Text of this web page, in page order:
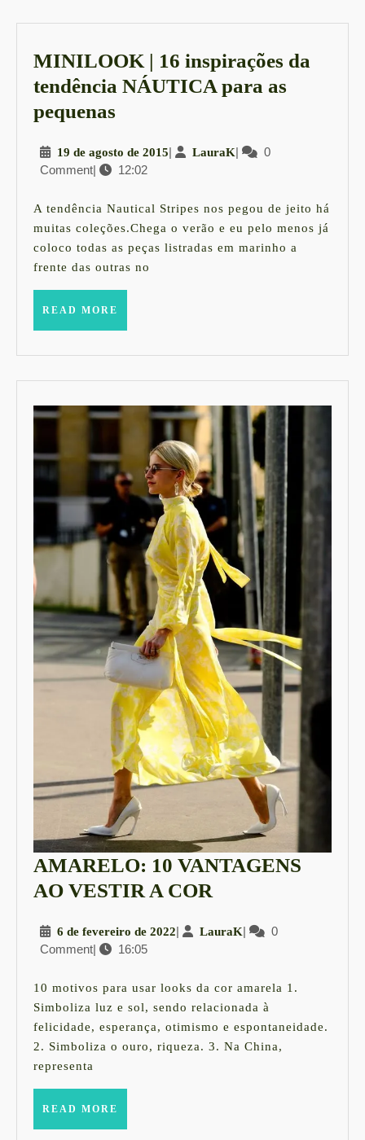
MINILOOK | 16 inspirações da
tendência NÁUTICA para as
pequenas
16
da
tendência
NÁUTICA
as
pequenas
19 de agosto de 201519
de
| LauraKLauraK
|
0
Comment| 12:02
A tendência Nautical Stripes nos pegou de jeito há
muitas coleções.Chega o verão e eu pelo menos já
coloco todas as peças listradas em marinho a
frente das outras no
READ MORE
AMARELO: 10 VANTAGENS
AO VESTIR A COR
VANTAGENS
VESTIR
A
COR
6 de fevereiro de 20226
de
2022
| LauraKLauraK
|
0
Comment| 16:05
10 motivos para usar looks da cor amarela 1.
Simboliza luz e sol, sendo relacionada à
felicidade, esperança, otimismo e espontaneidade.
2. Simboliza o ouro, riqueza. 3. Na China,
representa
READ MORE